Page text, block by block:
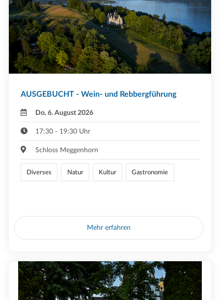
AUSGEBUCHT - Wein- und Rebbergführung
Do, 6. August 2026
17:30 - 19:30 Uhr
Schloss Meggenhorn
Diverses Natur Kultur Gastronomie
Mehr erfahren